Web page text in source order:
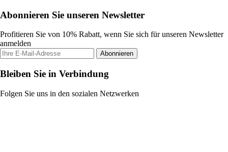
Abonnieren Sie unseren Newsletter
Profitieren Sie von 10% Rabatt, wenn Sie sich für unseren Newsletter
anmelden
Abonnieren
Bleiben Sie in Verbindung
Folgen Sie uns in den sozialen Netzwerken